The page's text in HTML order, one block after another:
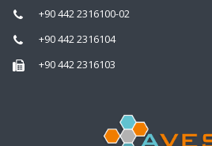
+90 442 2316100-02
+90 442 2316104
+90 442 2316103